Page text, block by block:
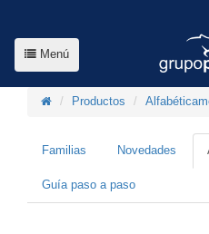
Menú
Productos
Familias Novedades
Guía paso a paso